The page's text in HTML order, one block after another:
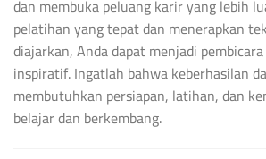
dan membuka peluang karir yang lebih
pelatihan yang tepat dan menerapkan
diajarkan, Anda dapat menjadi
inspiratif. Ingatlah bahwa keberhasilan
membutuhkan persiapan, latihan, dan
belajar dan berkembang.